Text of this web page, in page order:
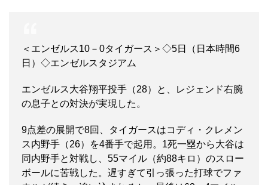
＜エンゼルス10－0タイガース＞◇5日（日本時間6
日）◇エンゼルスタジアム
エンゼルス大谷翔平投手（28）と、レジェンド右腕
の息子との対決が実現した。
9点差の展開で8回、タイガースはコディ・クレメン
ス内野手（26）を4番手で起用。1死一塁から大谷は
同内野手と対戦し、55マイル（約88キロ）のスロー
ボールに苦戦した。遅すぎて引っ張った打球でファ